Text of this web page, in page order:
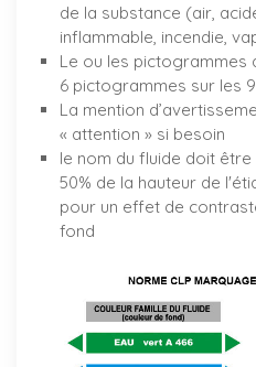
de la substance (air,
inflammable, incendie,
Le ou les pictogrammes
6 pictogrammes sur les
La mention
« attention » si besoin
le nom du fluide doit
50% de la hauteur de
pour un effet de
fond